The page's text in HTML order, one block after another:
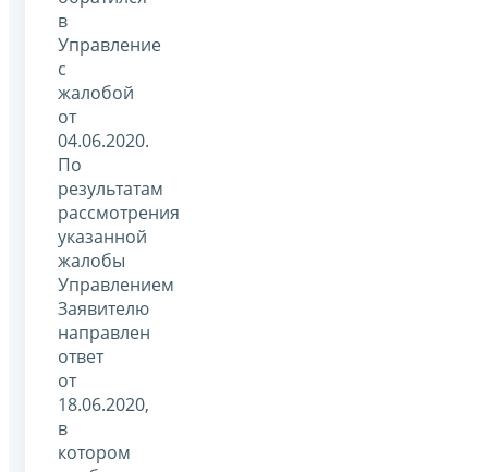
в
Управление
с
жалобой
от
04.06.2020.
По
результатам
рассмотрения
указанной
жалобы
Управлением
Заявителю
направлен
ответ
от
18.06.2020,
в
котором